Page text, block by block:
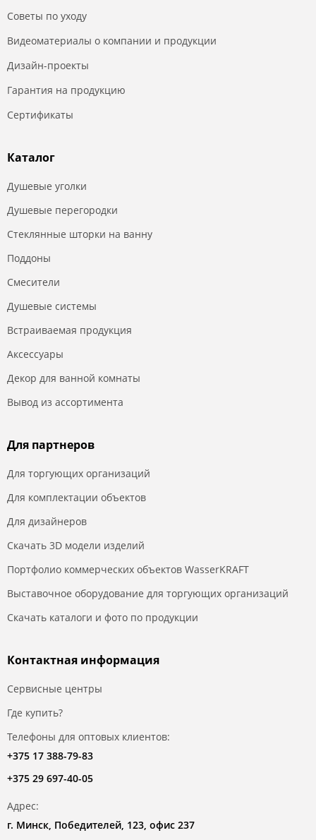
Советы по уходу
Видеоматериалы о компании и продукции
Дизайн-проекты
Гарантия на продукцию
Сертификаты
Каталог
Душевые уголки
Душевые перегородки
Стеклянные шторки на ванну
Поддоны
Смесители
Душевые системы
Встраиваемая продукция
Аксессуары
Декор для ванной комнаты
Вывод из ассортимента
Для партнеров
Для торгующих организаций
Для комплектации объектов
Для дизайнеров
Скачать 3D модели изделий
Портфолио коммерческих объектов WasserKRAFT
Выставочное оборудование для торгующих организаций
Скачать каталоги и фото по продукции
Контактная информация
Сервисные центры
Где купить?
Телефоны для оптовых клиентов:
+375 17 388-79-83
+375 29 697-40-05
Адрес:
г. Минск, Победителей, 123, офис 237